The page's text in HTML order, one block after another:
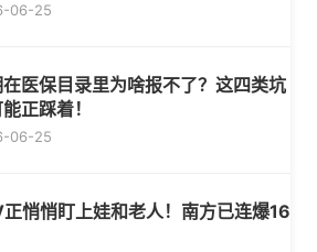
06-25
在医保目录里为啥报不了？这四类坑
正踩着！
06-25
正悄悄盯上娃和老人！南方已连爆16